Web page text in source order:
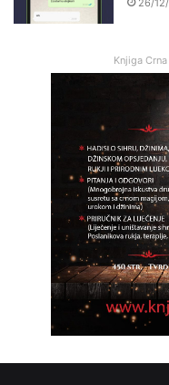
Knjiga